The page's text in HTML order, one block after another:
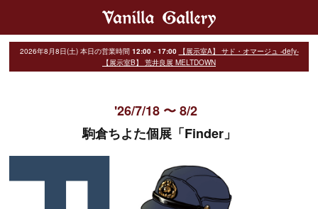
2026年8月8日(土) 本日の営業時間 12:00 - 17:00
【展示室A】 サド・オマージュ -defy-
【展示室B】 荒井良展 MELTDOWN
'26/7/18 〜 8/2
駒倉ちよた個展「Finder」